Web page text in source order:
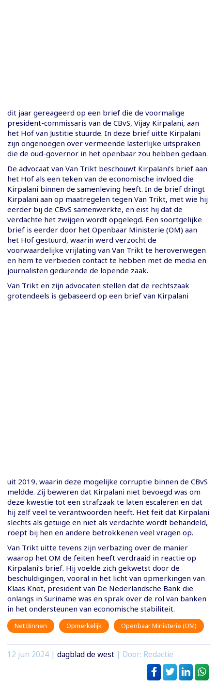
dit jaar gereageerd op een brief die de voormalige
president-commissaris van de CBvS, Vijay Kirpalani, aan
het Hof van Justitie stuurde. In deze brief uitte Kirpalani
zijn ongenoegen over vermeende lasterlijke uitspraken
die de oud-governor in het openbaar zou hebben gedaan.
De advocaat van Van Trikt beschouwt Kirpalani’s brief aan
het Hof als een teken van de economische invloed die
Kirpalani binnen de samenleving heeft. In de brief dringt
Kirpalani aan op maatregelen tegen Van Trikt, met wie hij
eerder bij de CBvS samenwerkte, en eist hij dat de
verdachte het zwijgen wordt opgelegd. Een soortgelijke
brief is eerder door het Openbaar Ministerie (OM) aan
het Hof gestuurd, waarin werd verzocht de
voorwaardelijke vrijlating van Van Trikt te heroverwegen
en hem te verbieden contact te hebben met de media en
journalisten gedurende de lopende zaak.
Van Trikt en zijn advocaten stellen dat de rechtszaak
grotendeels is gebaseerd op een brief van Kirpalani
uit 2019, waarin deze mogelijke corruptie binnen de CBvS
meldde. Zij beweren dat Kirpalani niet bevoegd was om
deze kwestie tot een strafzaak te laten escaleren en dat
hij zelf veel te verantwoorden heeft. Het feit dat Kirpalani
slechts als getuige en niet als verdachte wordt behandeld,
roept bij hen en andere betrokkenen veel vragen op.
Van Trikt uitte tevens zijn verbazing over de manier
waarop het OM de feiten heeft verdraaid in reactie op
Kirpalani’s brief. Hij voelde zich gekwetst door de
beschuldigingen, vooral in het licht van opmerkingen van
Klaas Knot, president van De Nederlandsche Bank die
onlangs in Suriname was en sprak over de rol van banken
in het ondersteunen van economische stabiliteit.
Net Binnen Opmerkelijk Openbaar Ministerie (OM)
12 jun 2024 | dagblad de west | Door: Redactie